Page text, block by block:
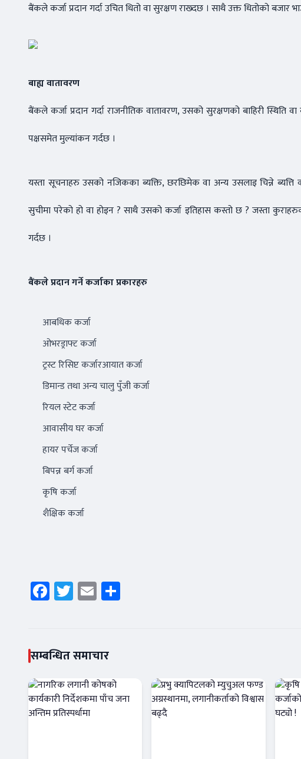
बैंकले कर्जा प्रदान गर्दा उचित धितो वा सुरक्षण राख्दछ । साथै उक्त धितोको बजार
बाह्य वातावरण
बैंकले कर्जा प्रदान गर्दा राजनीतिक वातावरण, उसको सुरक्षणको बाहिरी स्थिति
पक्षसमेत मुल्यांकन गर्दछ ।
यस्ता सूचनाहरु उसको नजिकका ब्यक्ति, छरछिमेक वा अन्य उसलाइ चिन्ने
सुचीमा परेको हो वा होइन ? साथै उसको कर्जा इतिहास कस्तो छ ? जस्ता
गर्दछ ।
बैंकले प्रदान गर्ने कर्जाका प्रकारहरु
आबधिक कर्जा
ओभरड्राफ्ट कर्जा
ट्रस्ट रिसिप्ट कर्जारआयात कर्जा
डिमान्ड तथा अन्य चालु पुँजी कर्जा
रियल स्टेट कर्जा
आवासीय घर कर्जा
हायर पर्चेज कर्जा
बिपन्न बर्ग कर्जा
कृषि कर्जा
शैक्षिक कर्जा
Facebook
Twitter
Email
सम्बन्धित समाचार